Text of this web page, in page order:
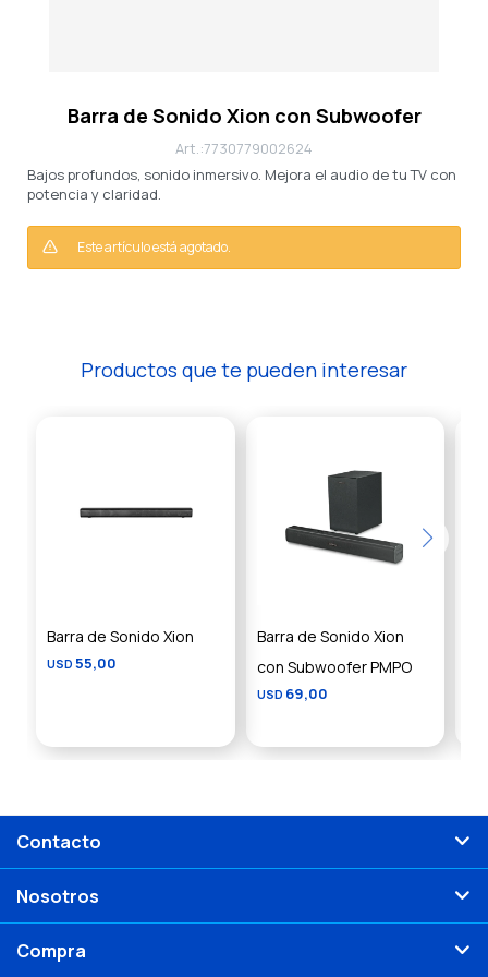
Barra de Sonido Xion con Subwoofer
7730779002624
Bajos profundos, sonido inmersivo. Mejora el audio de tu TV con
potencia y claridad.
Este artículo está agotado.
Productos que te pueden interesar
Barra de Sonido Xion
USD 55,00
Barra de Sonido Xion
con Subwoofer PMPO
USD 69,00
Contacto
Nosotros
Compra